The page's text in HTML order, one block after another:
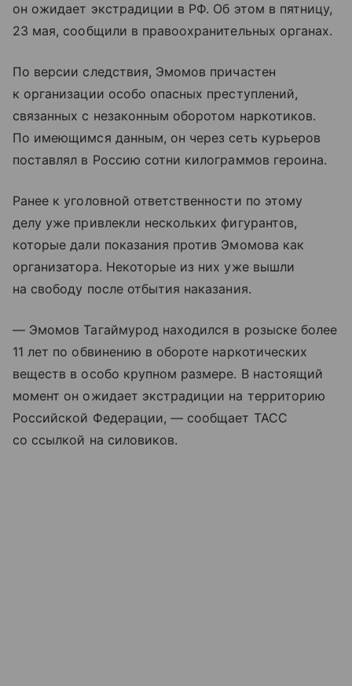
он ожидает экстрадиции в РФ. Об этом в пятницу,
23 мая, сообщили в правоохранительных органах.
По версии следствия, Эмомов причастен
к организации особо опасных преступлений,
связанных с незаконным оборотом наркотиков.
По имеющимся данным, он через сеть курьеров
поставлял в Россию сотни килограммов героина.
Ранее к уголовной ответственности по этому
делу уже привлекли нескольких фигурантов,
которые дали показания против Эмомова как
организатора. Некоторые из них уже вышли
на свободу после отбытия наказания.
— Эмомов Тагаймурод находился в розыске более
11 лет по обвинению в обороте наркотических
веществ в особо крупном размере. В настоящий
момент он ожидает экстрадиции на территорию
Российской Федерации, — сообщает ТАСС
со ссылкой на силовиков.